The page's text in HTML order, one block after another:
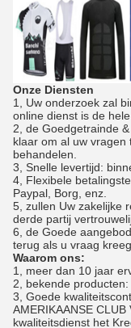
Onze Diensten
1, Uw onderzoek zal
online dienst is de
2, de Goedgetrainde
klaar om al uw
behandelen.
3, Snelle levertijd:
4, Flexibele
Paypal, Borg, enz.
5, zullen Uw zakelijke
derde partij
6, de Goede
terug als u vraag kreeg
Waarom ons:
1, meer dan 10 jaar
2, bekende
3, Goede
AMERIKAANSE
kwaliteitsdienst het